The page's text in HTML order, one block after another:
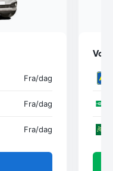
Fra/dag
Fra/dag
Fra/dag